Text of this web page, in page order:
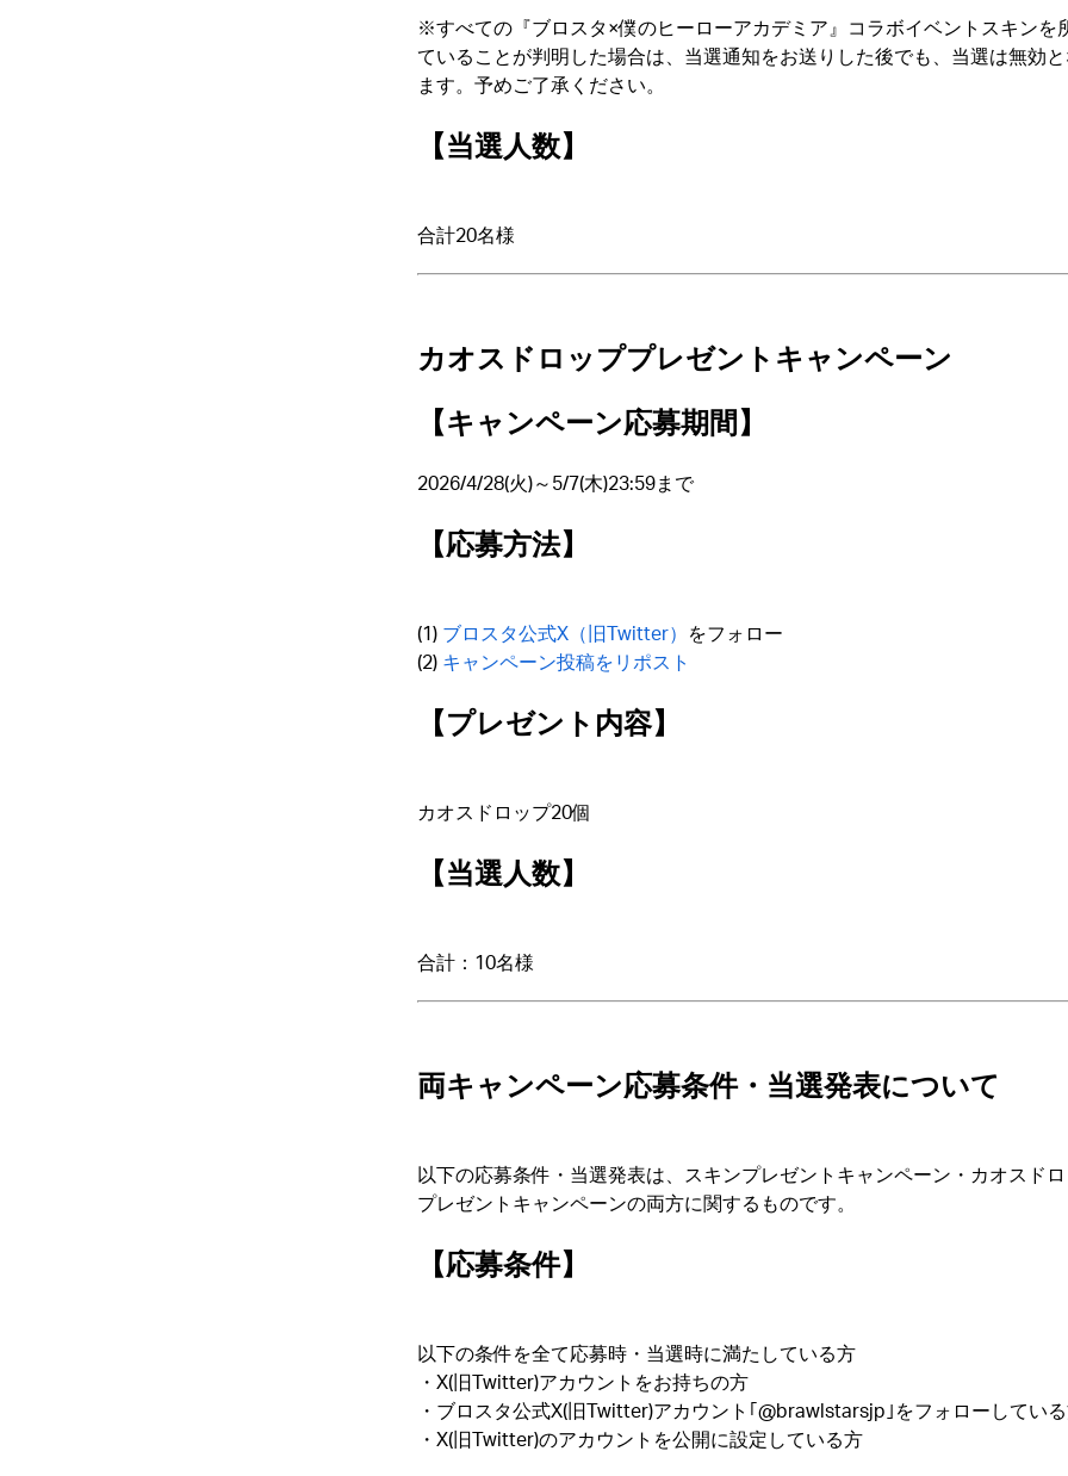
※すべての『ブロスタ×僕のヒーローアカデミア』コラボイベントスキンを
ていることが判明した場合は、当選通知をお送りした後でも、当選は無効
ます。予めご了承ください。
【当選人数】
合計20名様
カオスドロッププレゼントキャンペーン
【キャンペーン応募期間】
2026/4/28(火)～5/7(木)23:59まで
【応募方法】
(1) ブロスタ公式X（旧Twitter） をフォロー
(2) キャンペーン投稿をリポスト
【プレゼント内容】
カオスドロップ20個
【当選人数】
合計：10名様
両キャンペーン応募条件・当選発表について
以下の応募条件・当選発表は、スキンプレゼントキャンペーン・カオスド
プレゼントキャンペーンの両方に関するものです。
【応募条件】
以下の条件を全て応募時・当選時に満たしている方
・X(旧Twitter)アカウントをお持ちの方
・ブロスタ公式X(旧Twitter)アカウント｢@brawlstarsjp｣をフォローしてい
・X(旧Twitter)のアカウントを公開に設定している方